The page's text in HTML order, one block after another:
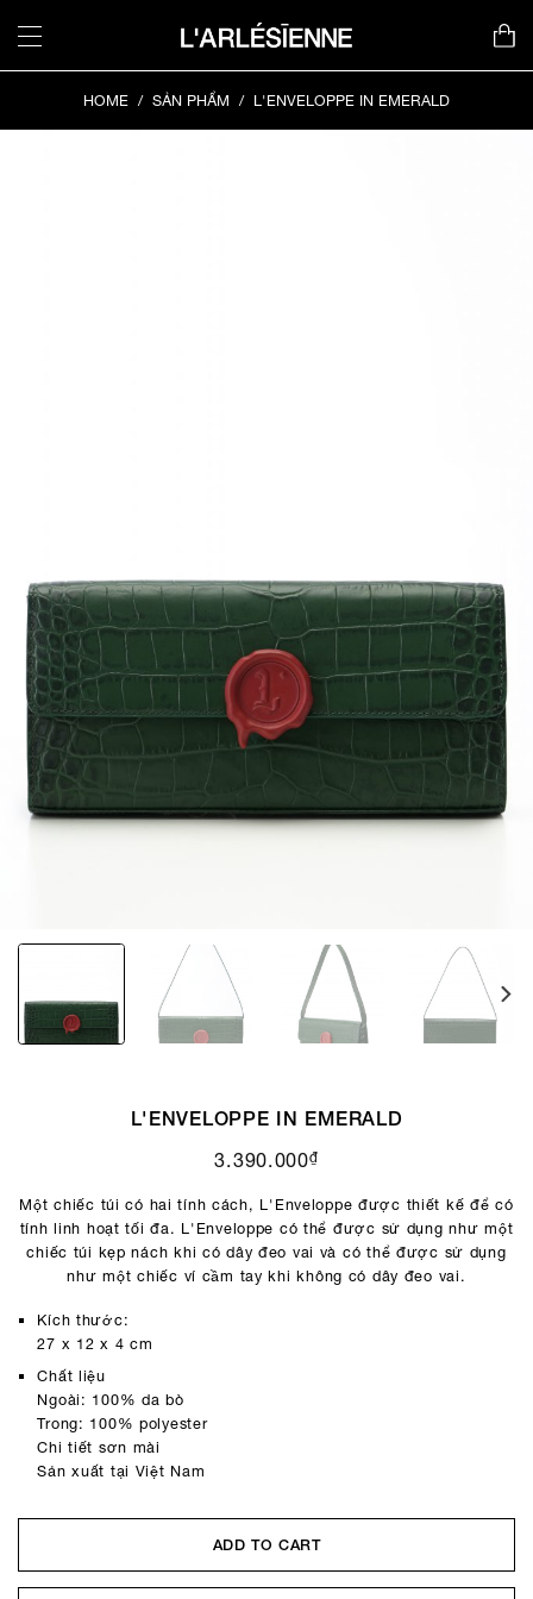
đến
nội
HOME / SẢN PHẨM / L'ENVELOPPE IN EMERALD
L'ENVELOPPE IN EMERALD
3.390.000₫
Một chiếc túi có hai tính cách, L'Enveloppe được thiết kế để có
tính linh hoạt tối đa. L'Enveloppe có thể được sử dụng như một
chiếc túi kẹp nách khi có dây đeo vai và có thể được sử dụng
như một chiếc ví cầm tay khi không có dây đeo vai.
Kích thước:
27 x 12 x 4 cm
Chất liệu
Ngoài: 100% da bò
Trong: 100% polyester
Chi tiết sơn mài
Sản xuất tại Việt Nam
ADD TO CART